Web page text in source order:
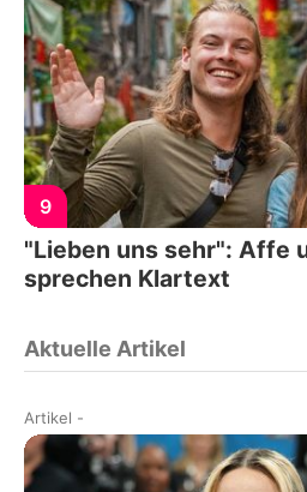
9
"Lieben uns sehr": Affe
sprechen Klartext
Aktuelle Artikel
Artikel -